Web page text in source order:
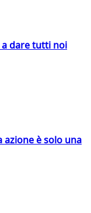
dare tutti noi
azione è solo una